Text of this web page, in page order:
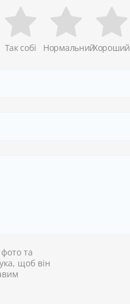
Так собі НормальнийХороший
та
щоб він